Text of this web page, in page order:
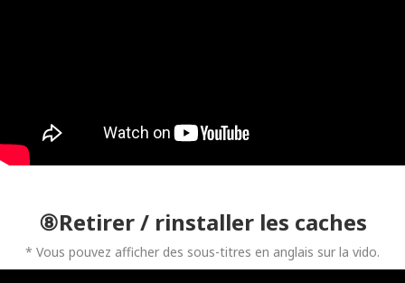
⑧Retirer / rinstaller les caches
* Vous pouvez afficher des sous-titres en anglais sur la vido.